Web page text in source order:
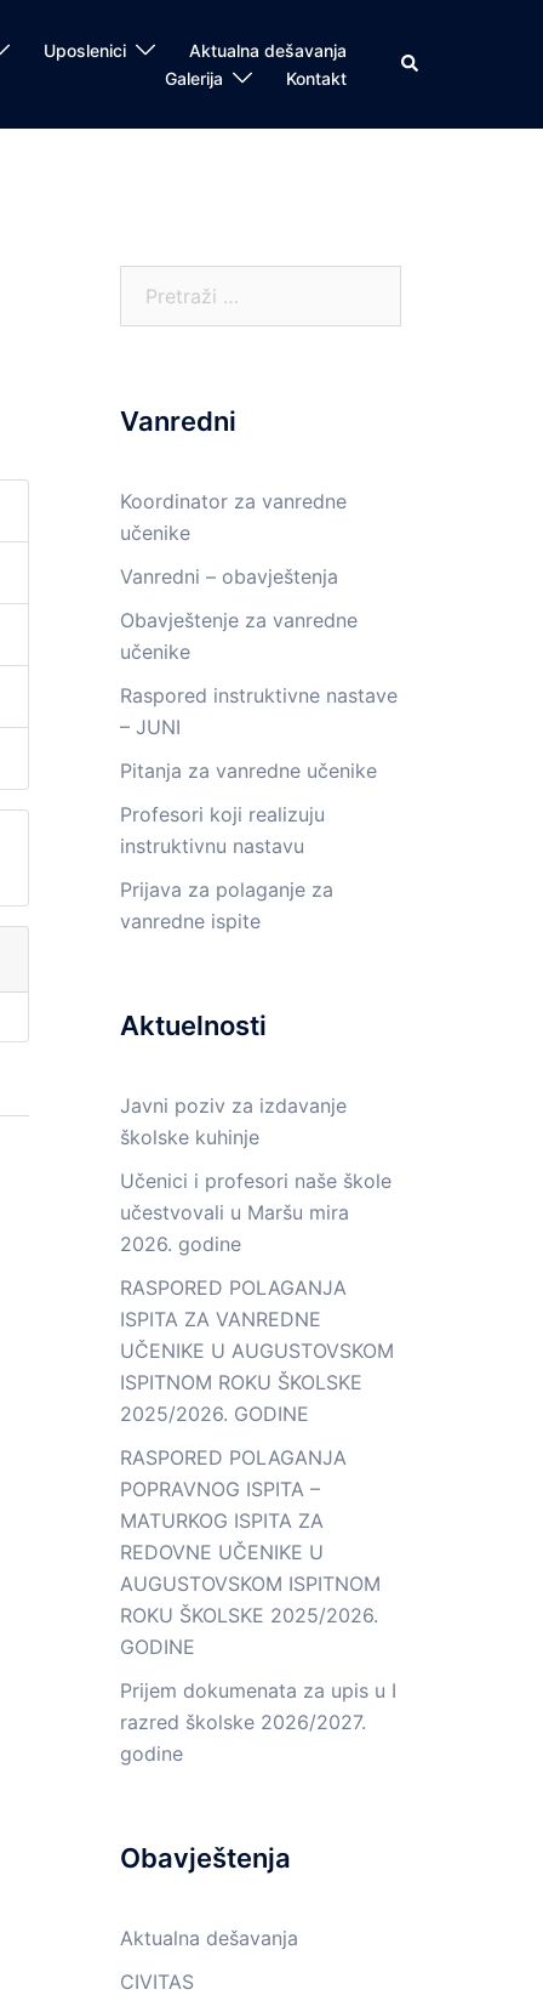
Uposlenici
Aktualna dešavanja
Galerija
Kontakt
Search
Vanredni
Koordinator za vanredne
učenike
Vanredni – obavještenja
Obavještenje za vanredne
učenike
Raspored instruktivne nastave
– JUNI
Pitanja za vanredne učenike
Profesori koji realizuju
instruktivnu nastavu
Prijava za polaganje za
vanredne ispite
Aktuelnosti
Javni poziv za izdavanje
školske kuhinje
Učenici i profesori naše škole
učestvovali u Maršu mira
2026. godine
RASPORED POLAGANJA
ISPITA ZA VANREDNE
UČENIKE U AUGUSTOVSKOM
ISPITNOM ROKU ŠKOLSKE
2025/2026. GODINE
RASPORED POLAGANJA
POPRAVNOG ISPITA –
MATURKOG ISPITA ZA
REDOVNE UČENIKE U
AUGUSTOVSKOM ISPITNOM
ROKU ŠKOLSKE 2025/2026.
GODINE
Prijem dokumenata za upis u I
razred školske 2026/2027.
godine
Obavještenja
Aktualna dešavanja
CIVITAS